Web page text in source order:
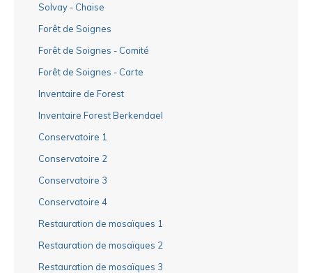
Solvay - Chaise
Forêt de Soignes
Forêt de Soignes - Comité
Forêt de Soignes - Carte
Inventaire de Forest
Inventaire Forest Berkendael
Conservatoire 1
Conservatoire 2
Conservatoire 3
Conservatoire 4
Restauration de mosaïques 1
Restauration de mosaïques 2
Restauration de mosaïques 3